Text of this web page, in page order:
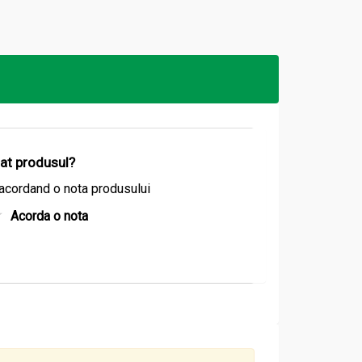
confera fermitate si un efect de lifting.
pană la absorbția completă.
produsul?
o nota produsului
Acorda o nota